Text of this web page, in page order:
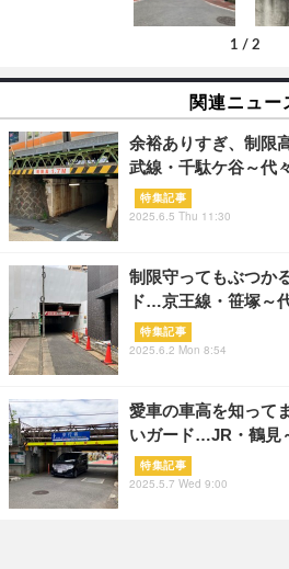
1 / 2
関連ニュー
余裕ありすぎ、制限
武線・千駄ケ谷～代
特集記事
2025.6.5 Thu 11:30
制限守ってもぶつか
ド…京王線・笹塚～
特集記事
2025.6.2 Mon 8:54
愛車の車高を知って
いガード…JR・鶴見
特集記事
2025.5.7 Wed 9:00